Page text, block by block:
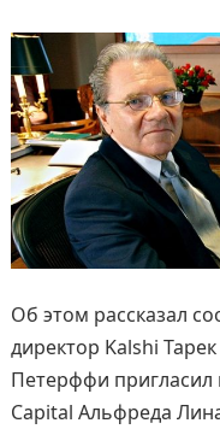
Об этом рассказал
директор Kalshi
Петерффи пригласил
Capital Альфреда